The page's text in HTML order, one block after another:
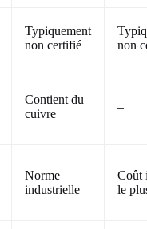
Typiquement
non certifié
non
Contient du
cuivre
–
Norme
industrielle
Coût
le